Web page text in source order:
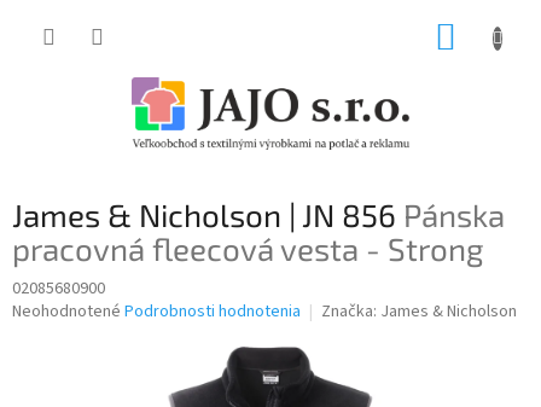
James & Nicholson | JN 856 Pánska
pracovná fleecová vesta - Strong
02085680900
Priemerné
Neohodnotené Podrobnosti hodnotenia Značka: James & Nicholson